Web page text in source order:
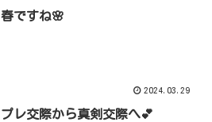
春ですね🌸
2024.03.29
プレ交際から真剣交際へ💕